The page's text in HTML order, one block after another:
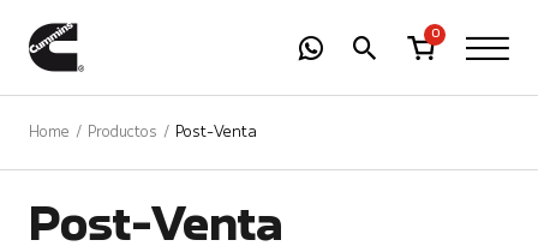
0
Home Productos Post-Venta
Post-Venta